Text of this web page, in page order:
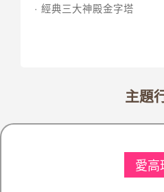
經典三大神殿金字塔
愛高
主題